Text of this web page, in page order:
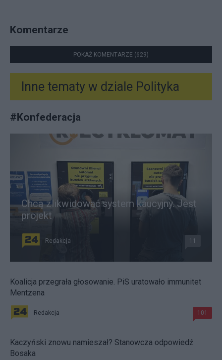
Komentarze
POKAŻ KOMENTARZE (629)
Inne tematy w dziale Polityka
#Konfederacja
Chcą zlikwidować system kaucyjny. Jest
projekt
Redakcja 11
Koalicja przegrała głosowanie. PiS uratowało immunitet
Mentzena
Redakcja 101
Kaczyński znowu namieszał? Stanowcza odpowiedź
Bosaka